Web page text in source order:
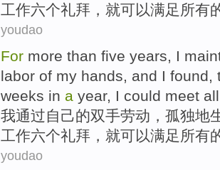
工作六个礼拜 ，就可以满足 所有
youdao
For more than five years, I
labor of my hands, and I found,
weeks in a year, I could meet all
我通过自己的双手劳动 ，孤独地
工作六个礼拜 ，就可以满足 所有
youdao